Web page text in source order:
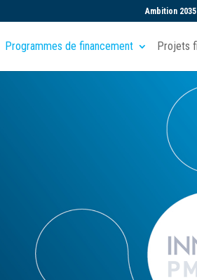
Ambition 2035
Programmes de financement Projets